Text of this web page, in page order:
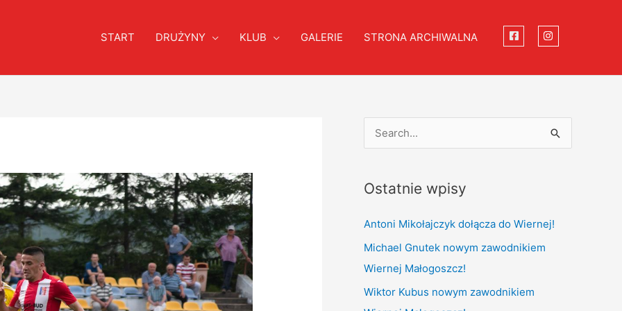
START DRUŻYNY KLUB GALERIE STRONA ARCHIWALNA
r
c
Ostatnie wpisy
Antoni Mikołajczyk dołącza do Wiernej!
Michael Gnutek nowym zawodnikiem
Wiernej Małogoszcz!
Wiktor Kubus nowym zawodnikiem